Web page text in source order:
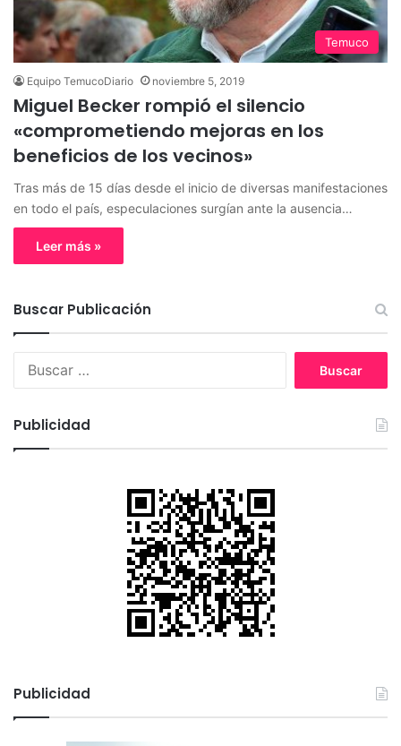
Temuco
Equipo TemucoDiario noviembre 5, 2019
Miguel Becker rompió el silencio
«comprometiendo mejoras en los
beneficios de los vecinos»
Tras más de 15 días desde el inicio de diversas manifestaciones
en todo el país, especulaciones surgían ante la ausencia…
Leer más »
Buscar Publicación
Publicidad
Publicidad